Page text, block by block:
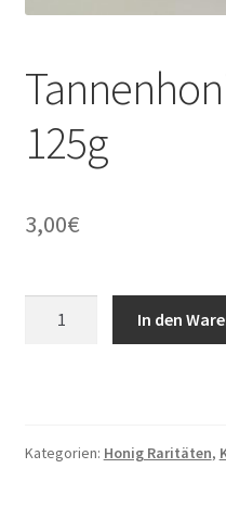
125g
3,00€
In den
Kategorien: Honig Raritäten,